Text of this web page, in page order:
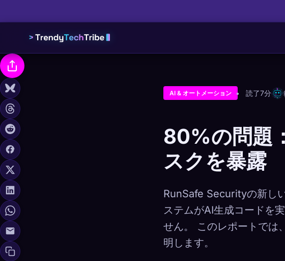
AI & オートメーション 読了7分
80%の問題
スクを暴露
RunSafe Securityの新し
ステムがAI生成コードを
せん。 このレポートでは
明します。